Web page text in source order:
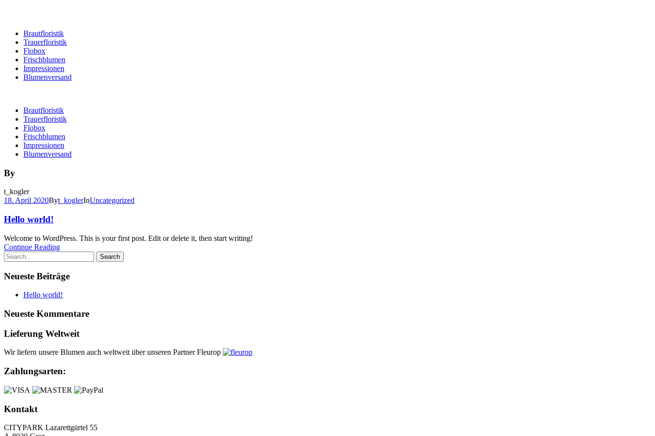
Brautfloristik
Trauerfloristik
Flobox
Frischblumen
Impressionen
Blumenversand
Brautfloristik
Trauerfloristik
Flobox
Frischblumen
Impressionen
Blumenversand
By
t_kogler
18. April 2020Byt_koglerInUncategorized
Hello world!
Welcome to WordPress. This is your first post. Edit or delete it, then start writing!
Continue Reading
Neueste Beiträge
Hello world!
Neueste Kommentare
Lieferung Weltweit
Wir liefern unsere Blumen auch weltweit über unseren Partner Fleurop
Zahlungsarten:
Kontakt
CITYPARK Lazarettgürtel 55